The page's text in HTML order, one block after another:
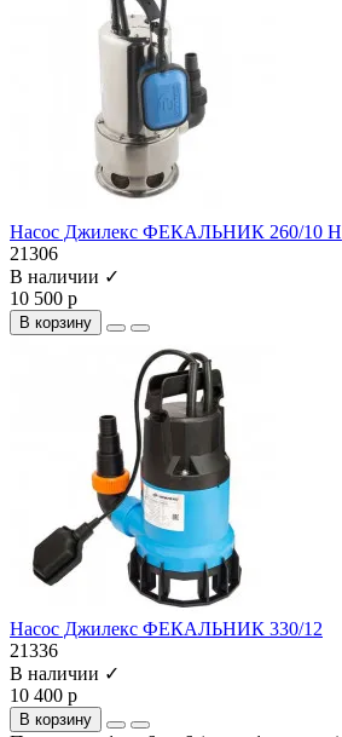
Насос Джилекс ФЕКАЛЬНИК 260/10 Н
21306
В наличии ✓
10 500 р
В корзину
Насос Джилекс ФЕКАЛЬНИК 330/12
21336
В наличии ✓
10 400 р
В корзину